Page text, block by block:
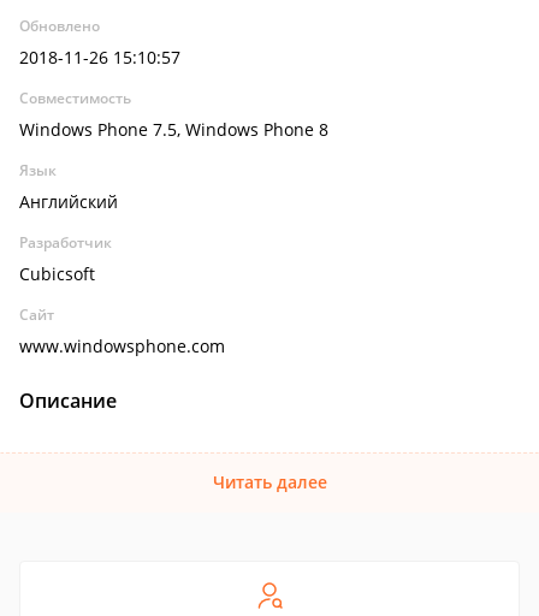
Обновлено
2018-11-26 15:10:57
Совместимость
Windows Phone 7.5, Windows Phone 8
Язык
Английский
Разработчик
Cubicsoft
Сайт
www.windowsphone.com
Описание
Читать далее